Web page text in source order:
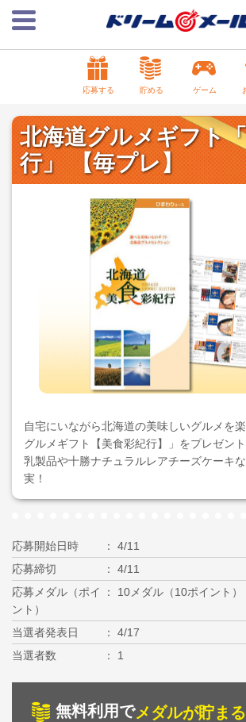
応募する 貯める ゲーム
北海道グルメギフト
行」 【毎プレ】
自宅にいながら北海道の美味しいグルメを
グルメギフト【美食彩紀行】」をプレゼン
乳製品や十勝ナチュラルレアチーズケーキ
実！
応募開始日時
4/11
応募締切
4/11
応募メダル（ポイ
ント）
10メダル（10ポイント）
当選者発表日
4/17
当選者数
1
無料利用でメダルが貯まる